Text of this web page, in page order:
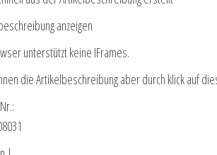
anzeigen
unterstützt keine IFrames.
die Artikelbeschreibung aber durch klick auf